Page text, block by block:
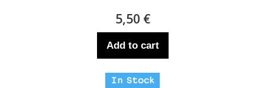
5,50 €
Add to cart
In Stock